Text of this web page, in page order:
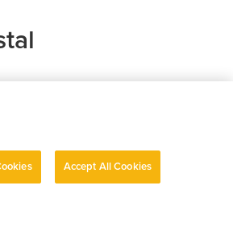
Accept All Cookies